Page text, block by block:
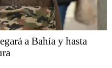
a Bahía y hasta